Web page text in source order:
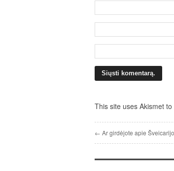
This site uses Akismet
← Ar girdėjote apie